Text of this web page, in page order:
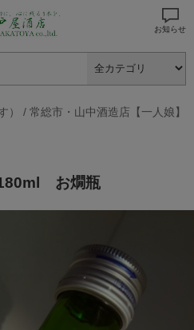
お知らせ
） / 常総市・山中酒造店【一人娘】
お燗瓶